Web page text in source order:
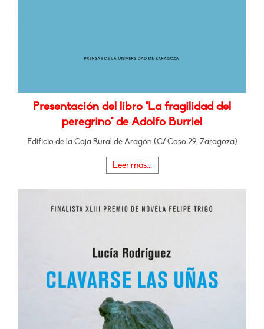
Presentación del libro "La fragilidad del
peregrino" de Adolfo Burriel
Edificio de la Caja Rural de Aragón (C/ Coso 29, Zaragoza)
Leer más...